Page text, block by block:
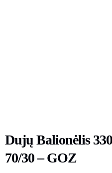
Dujų Balionėlis
70/30 – GOZ